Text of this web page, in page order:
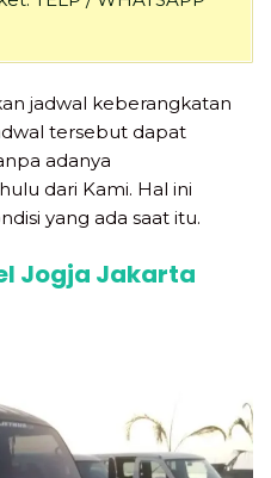
jadwal keberangkatan
tersebut dapat
adanya
dari Kami. Hal ini
yang ada saat itu.
Jogja Jakarta